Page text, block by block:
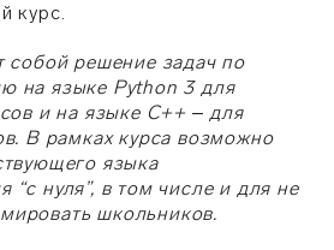
курс.
собой решение задач по
на языке Python 3 для
и на языке С++ ‒ для
В рамках курса возможно
языка
“с нуля”, в том числе и для не
школьников.